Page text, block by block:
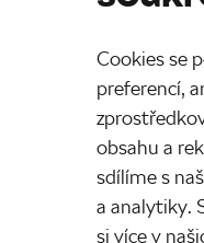
Cookies se
preferencí,
obsahu a
sdílíme s
a analytiky.
si více v